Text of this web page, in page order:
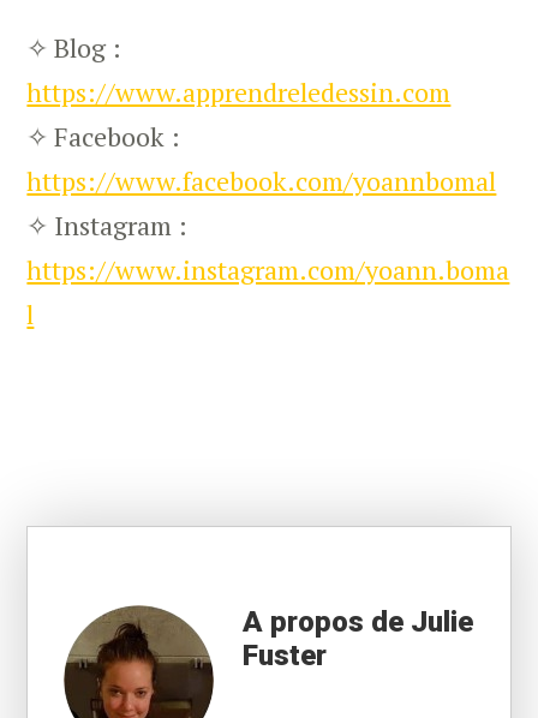
✧ Blog :
https://www.apprendreledessin.com
✧ Facebook :
https://www.facebook.com/yoannbomal
✧ Instagram :
https://www.instagram.com/yoann.boma
l
A propos de Julie
Fuster